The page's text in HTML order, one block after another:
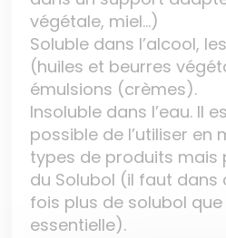
végétale, miel…)
Soluble dans l’alcool,
(huiles et beurres
émulsions (crèmes).
Insoluble dans l’eau. Il
possible de l’utiliser en
types de produits mais
du Solubol (il faut
fois plus de solubol que
essentielle).